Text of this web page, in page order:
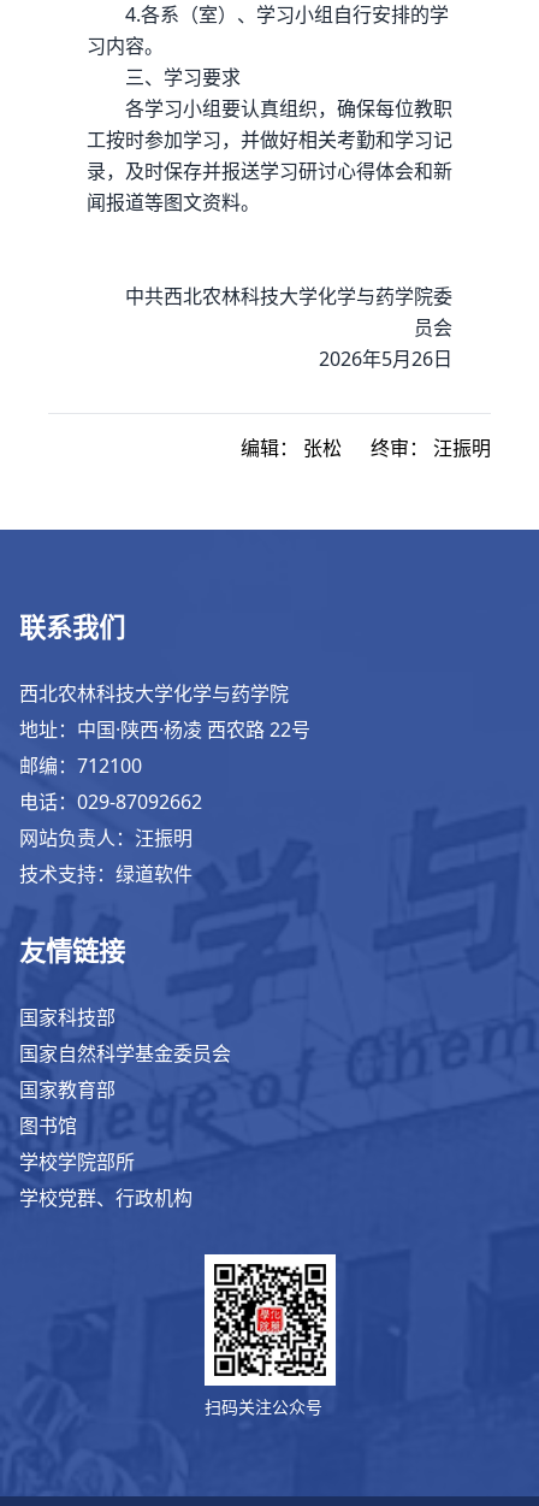
4.各系（室）、学习小组自行安排的学
习内容。
三、学习要求
各学习小组要认真组织，确保每位教职
工按时参加学习，并做好相关考勤和学习记
录，及时保存并报送学习研讨心得体会和新
闻报道等图文资料。
中共西北农林科技大学化学与药学院委
员会
2026年5月26日
编辑： 张松 终审： 汪振明
联系我们
西北农林科技大学化学与药学院
地址：中国·陕西·杨凌 西农路 22号
邮编：712100
电话：029-87092662
网站负责人：汪振明
技术支持：绿道软件
友情链接
国家科技部
国家自然科学基金委员会
国家教育部
图书馆
学校学院部所
学校党群、行政机构
扫码关注公众号